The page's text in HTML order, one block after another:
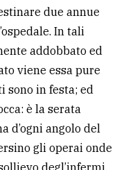
due annue
In tali
addobbato ed
viene essa pure
sono in festa; ed
è la serata
d’ogni angolo del
gli operai onde
degl’infermi.